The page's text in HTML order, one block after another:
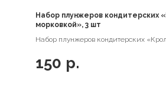
Набор плунжеров кондитерских
морковкой», 3 шт
Набор плунжеров кондитерских
150 р.